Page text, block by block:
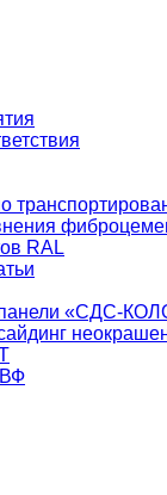
RAL
«СДС-